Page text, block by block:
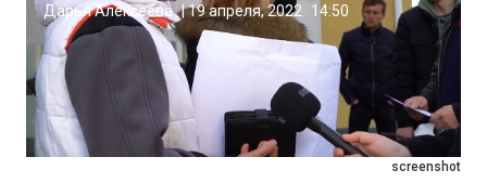
screenshot
Дарья Алексеева |19 апреля, 2022 14:50